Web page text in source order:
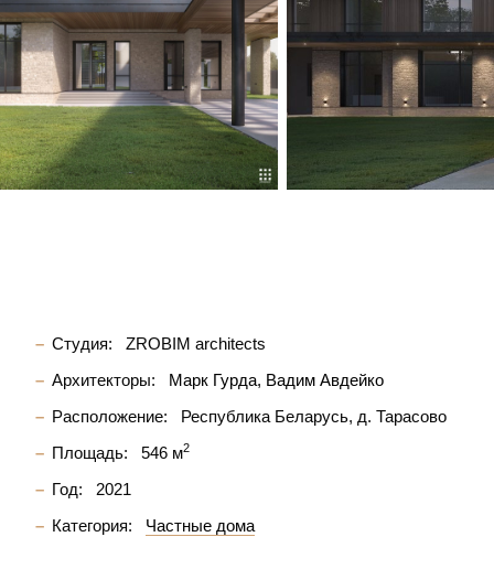
Студия:
ZROBIM architects
Архитекторы:
Марк Гурда Вадим Авдейко
Расположение:
Республика Беларусь, д. Тарасово
Площадь:
546 м2
Год:
2021
Категория:
Частные дома